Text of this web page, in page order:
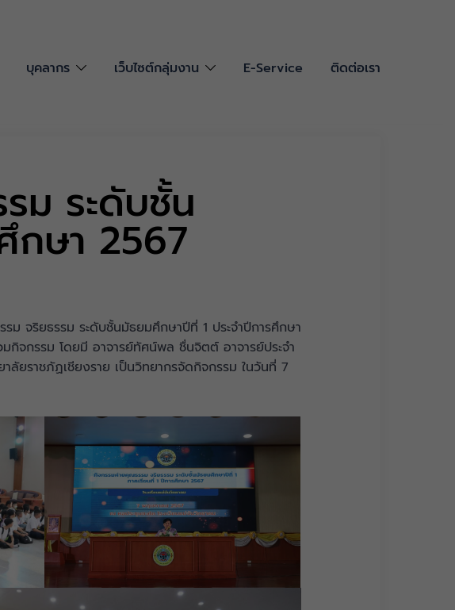
บุคลากร เว็บไซต์กลุ่มงาน E-Service ติดต่อเรา
ม ระดับชั้น
กษา 2567
ม จริยธรรม ระดับชั้นมัธยมศึกษาปีที่ 1 ประจำปีการศึกษา
กิจกรรม โดยมี อาจารย์ทัศน์พล ชื่นจิตต์ อาจารย์ประจำ
ลัยราชภัฏเชียงราย เป็นวิทยากรจัดกิจกรรม ในวันที่ 7